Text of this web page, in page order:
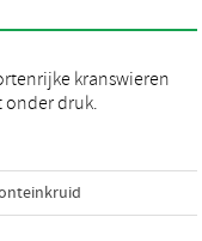
kranswieren
onder druk.